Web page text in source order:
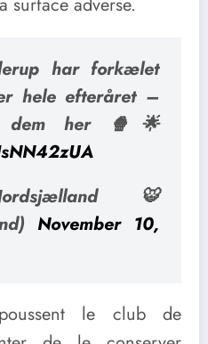
surface adverse.
har forkælet
hele efteråret –
dem her 🍿🌟
🐯
November 10,
le club de